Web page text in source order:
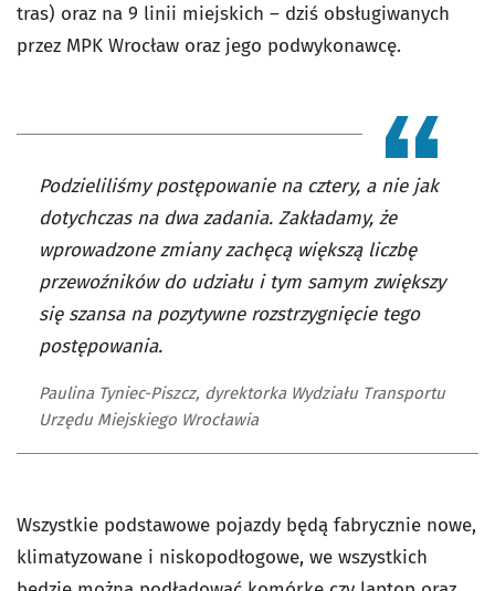
tras) oraz na 9 linii miejskich – dziś obsługiwanych
przez MPK Wrocław oraz jego podwykonawcę.
Podzieliliśmy postępowanie na cztery, a nie jak
dotychczas na dwa zadania. Zakładamy, że
wprowadzone zmiany zachęcą większą liczbę
przewoźników do udziału i tym samym zwiększy
się szansa na pozytywne rozstrzygnięcie tego
postępowania.
Paulina Tyniec-Piszcz, dyrektorka Wydziału Transportu
Urzędu Miejskiego Wrocławia
Wszystkie podstawowe pojazdy będą fabrycznie nowe,
klimatyzowane i niskopodłogowe, we wszystkich